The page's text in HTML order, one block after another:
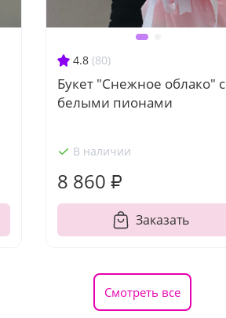
4.8 (80)
Букет "Снежное облако" с
белыми пионами
В наличии
8 860 ₽
Заказать
Смотреть все